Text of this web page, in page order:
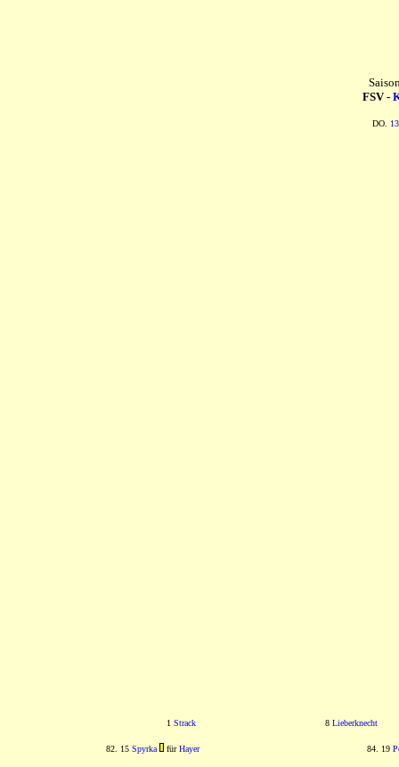
FSV -
DO.
1 Strack 8 Lieberknecht
82. 15 Spyrka fürHayer 84. 19